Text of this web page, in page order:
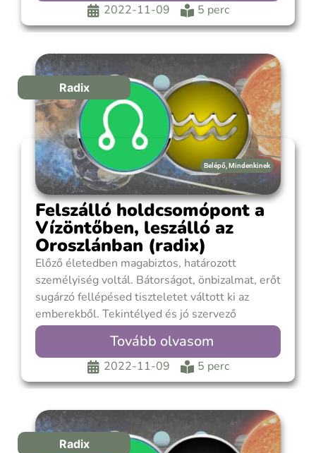
erősen kívántad a szigorú szabályokat, hogy
azok betartása vagy megteremtése érdekében
2022-11-09 5 perc
Radix
Belépő Mindenkinek
Felszálló holdcsomópont a
Vízöntőben, leszálló az
Oroszlánban (radix)
Előző életedben magabiztos, határozott
személyiség voltál. Bátorságot, önbizalmat, erőt
sugárzó fellépésed tiszteletet váltott ki az
emberekből. Tekintélyed és jó szervező
képességed segítségével vezető szerepbe
kerültél. Optimista szemléletmóddal álltál a
dolgokhoz. Az önmagadba vetett hit, a
határozottság, a gyakorlatiasság, a jó
teljesítményekre tett alkalmassá. Kimagasló
képességeid, erőteljes személyiséged
Tovább olvasom
2022-11-09 5 perc
Radix